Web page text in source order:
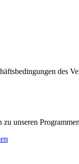
des
zu unseren